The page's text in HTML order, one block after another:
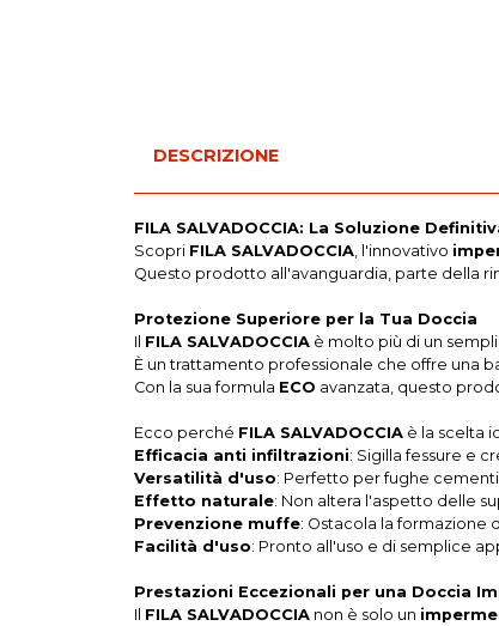
DESCRIZIONE
FILA SALVADOCCIA: La Soluzione
Scopri FILA SALVADOCCIA , l'innovativo
Questo prodotto all'avanguardia, parte della
Protezione Superiore per la Tua Doccia
Il FILA SALVADOCCIA è molto più di un
È un trattamento professionale che offre una
Con la sua formula ECO avanzata, questo
Ecco perché FILA SALVADOCCIA è la scelta
Efficacia anti infiltrazioni: Sigilla fessure e
Versatilità d'uso: Perfetto per fughe
Effetto naturale: Non altera l'aspetto delle
Prevenzione muffe: Ostacola la formazione
Facilità d'uso: Pronto all'uso e di semplice
Prestazioni Eccezionali per una Doccia
Il FILA SALVADOCCIA non è solo un